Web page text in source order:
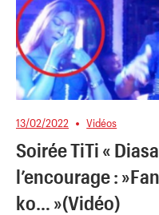
13/02/2022 Vidéos
Soirée TiTi «
l’encourage :
ko… »(Vidéo)